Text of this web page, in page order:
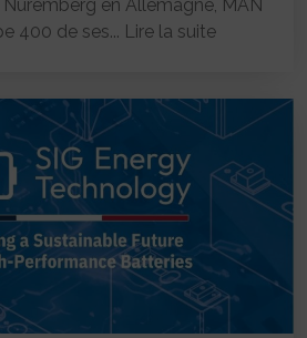
en Allemagne, MAN
400 de ses... Lire la suite